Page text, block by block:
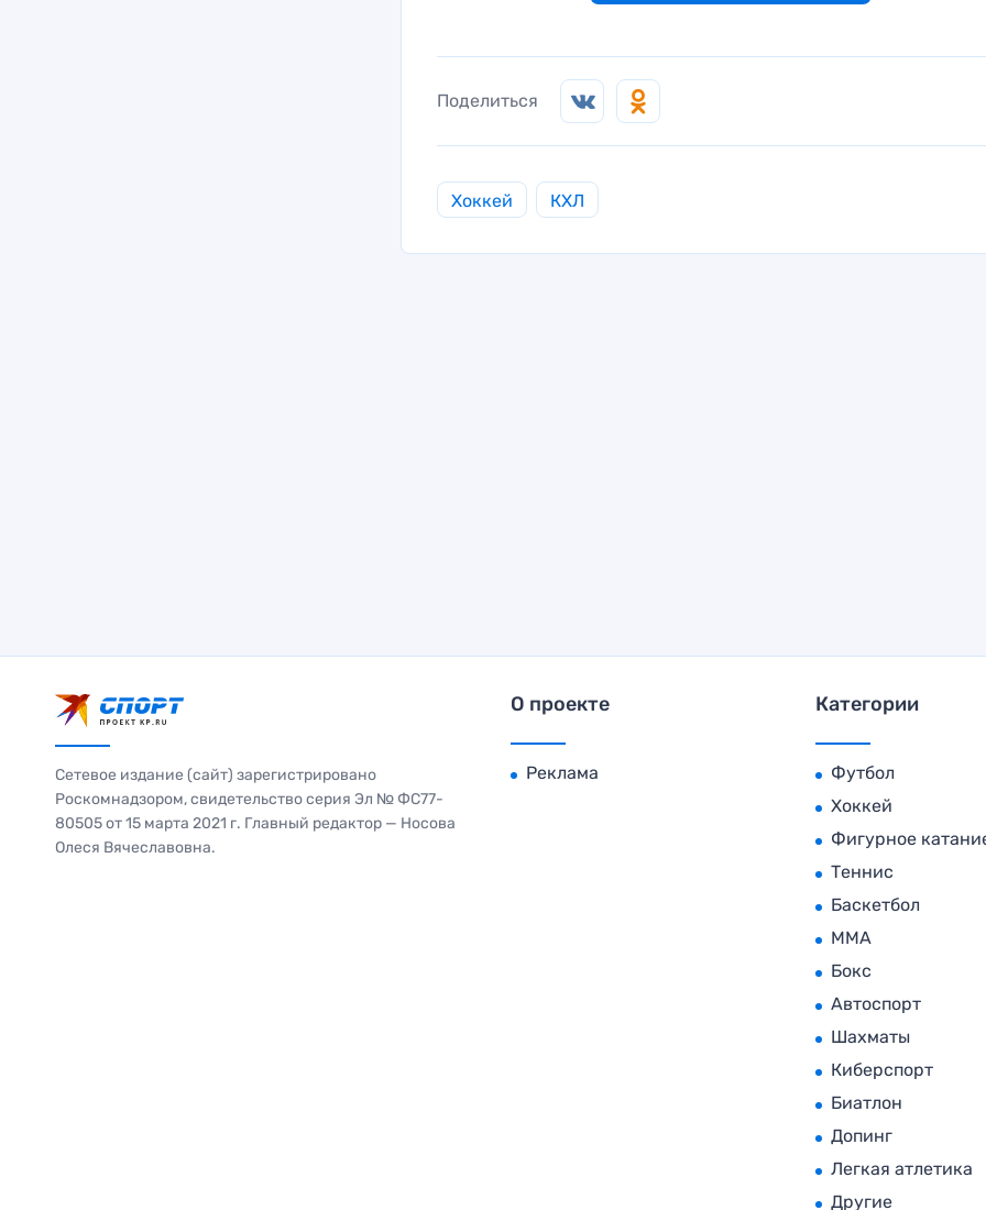
Поделиться
Хоккей КХЛ
Сетевое издание (сайт) зарегистрировано
Роскомнадзором, свидетельство серия Эл № ФС77-
80505 от 15 марта 2021 г. Главный редактор — Носова
Олеся Вячеславовна.
О проекте
Реклама
Категории
Футбол
Хоккей
Фигурное
Теннис
Баскетбол
MMA
Бокс
Автоспорт
Шахматы
Киберспорт
Биатлон
Допинг
Легкая атлетика
Другие